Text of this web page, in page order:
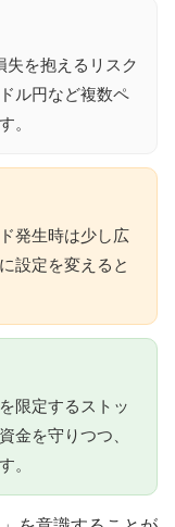
失を抱えるリスク
ル円など複数ペ
。
発生時は少し広
設定を変えると
限定するストッ
金を守りつつ、
。